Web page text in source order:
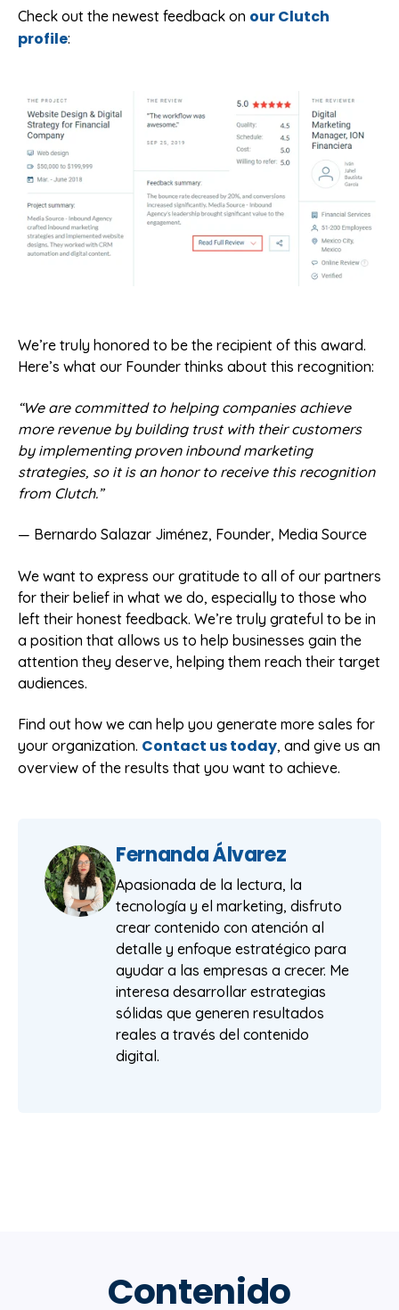
Check out the newest feedback on our Clutch
profile:
We’re truly honored to be the recipient of this award.
Here’s what our Founder thinks about this recognition:
“We are committed to helping companies achieve
more revenue by building trust with their customers
by implementing proven inbound marketing
strategies, so it is an honor to receive this recognition
from Clutch.”
— Bernardo Salazar Jiménez, Founder, Media Source
We want to express our gratitude to all of our partners
for their belief in what we do, especially to those who
left their honest feedback. We’re truly grateful to be in
a position that allows us to help businesses gain the
attention they deserve, helping them reach their target
audiences.
Find out how we can help you generate more sales for
your organization. Contact us today, and give us an
overview of the results that you want to achieve.
Fernanda Álvarez
Apasionada de la lectura, la
tecnología y el marketing, disfruto
crear contenido con atención al
detalle y enfoque estratégico para
ayudar a las empresas a crecer. Me
interesa desarrollar estrategias
sólidas que generen resultados
reales a través del contenido
digital.
Contenido